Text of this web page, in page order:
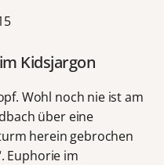
Kidsjargon
Wohl noch nie ist am
über eine
herein gebrochen
Euphorie im